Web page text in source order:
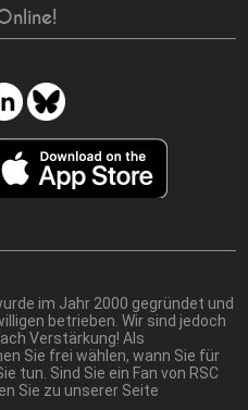
im Jahr 2000 gegründet und
betrieben. Wir sind jedoch
Verstärkung! Als
Sie frei wählen, wann Sie für
tun. Sind Sie ein Fan von RSC
Sie zu unserer Seite